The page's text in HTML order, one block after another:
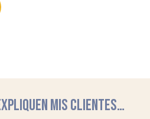
MIS CLIENTES…